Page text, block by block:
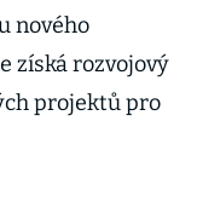
nového
získá rozvojový
projektů pro